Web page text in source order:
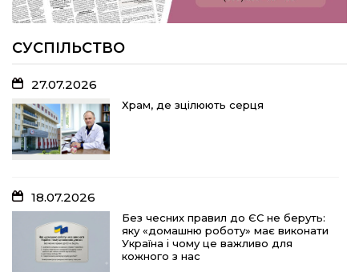
Волейболістки Щербанівської
громади вибороли «золото»
18.07.2026
Спадщина не від близьких родичів:
порядок оподаткування та сплати
податків
СУСПІЛЬСТВО
27.07.2026
Храм, де зцілюють серця
18.07.2026
Без чесних правил до ЄС не беруть:
яку «домашню роботу» має виконати
Україна і чому це важливо для
кожного з нас